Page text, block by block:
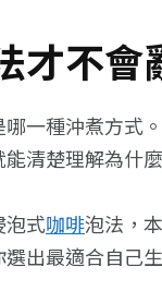
才不會
哪一種沖煮方
清楚理解為什
泡式咖啡泡法，
出最適合自己